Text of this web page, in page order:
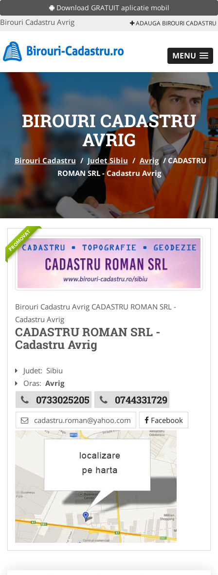
Download GRATUIT aplicatie mobil
Birouri Cadastru Avrig ADAUGA BIROURI CADASTRU
MENU
BIROURI CADASTRU
AVRIG
Birouri Cadastru / Judet Sibiu / Avrig /CADASTRU
ROMAN SRL - Cadastru Avrig
PROMOVAT
Birouri Cadastru Avrig CADASTRU ROMAN SRL -
Cadastru Avrig
CADASTRU ROMAN SRL -
Cadastru Avrig
Judet: Sibiu
Oras: Avrig
0733025205 0744331729
cadastru.roman@yahoo.com Facebook